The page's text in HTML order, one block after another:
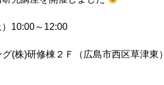
10:00～12:00
(株)研修棟２Ｆ（広島市西区草津東）